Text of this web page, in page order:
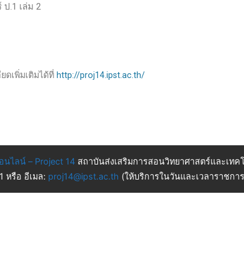
.1 เล่ม 2
ดเพิ่มเติมได้ที่ http://proj14.ipst.ac.th/
นไลน์ – Project 14 สถาบันส่งเสริมการสอนวิทยาศาสตร์และเทค
หรือ อีเมล: proj14@ipst.ac.th (ให้บริการในวันและเวลาราชกา